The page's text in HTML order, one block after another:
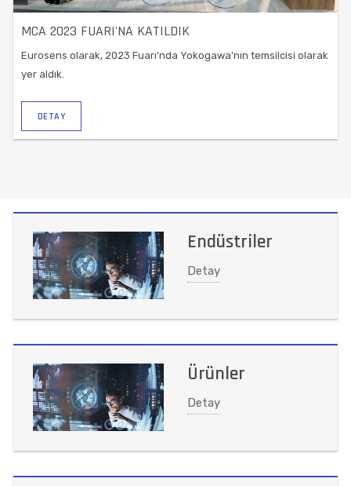
MCA 2023 FUARI'NA KATILDIK
Eurosens olarak, 2023 Fuarı'nda Yokogawa'nın temsilcisi olarak
yer aldık.
DETAY
Endüstriler
Detay
Ürünler
Detay